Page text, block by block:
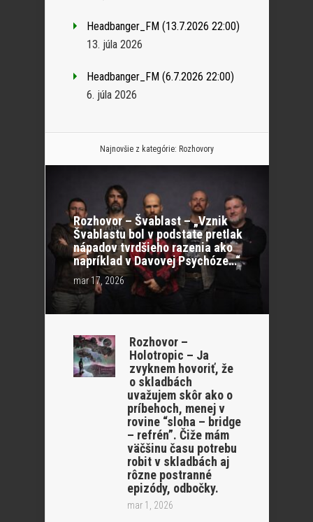
Headbanger_FM (13.7.2026 22:00)
13. júla 2026
Headbanger_FM (6.7.2026 22:00)
6. júla 2026
Najnovšie z kategórie: Rozhovory
Rozhovor – Švablast – „Vznik
Švablastu bol v podstate pretlak
nápadov tvrdšieho razenia ako
napríklad v Davovej Psychóze…“
mar 17, 2026
Rozhovor –
Holotropic – Ja
zvyknem hovoriť, že
o skladbách
uvažujem skôr ako o
príbehoch, menej v
rovine “sloha – bridge
– refrén”. Čiže mám
väčšinu času potrebu
robit v skladbách aj
rôzne postranné
epizódy, odbočky.
mar 1, 2026